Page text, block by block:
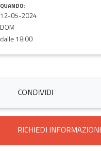
QUANDO:
12-05-2024
DOM
dalle 18:00
CONDIVIDI
RICHIEDI INFORMAZIONI